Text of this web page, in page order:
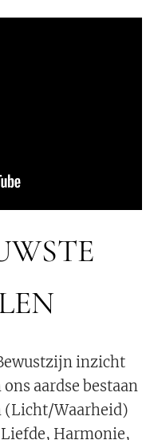
inzicht
aardse bestaan
(Licht/Waarheid)
Harmonie,